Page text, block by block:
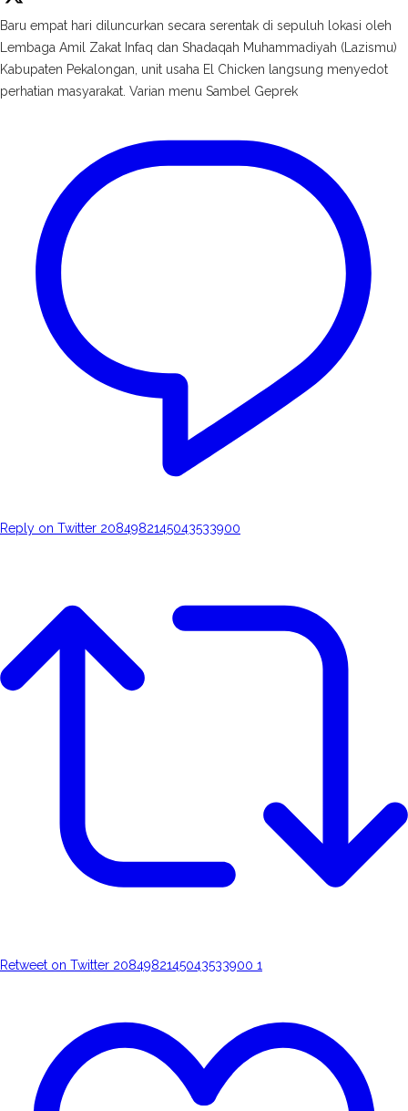
Baru empat hari diluncurkan secara serentak di sepuluh lokasi oleh
Lembaga Amil Zakat Infaq dan Shadaqah Muhammadiyah (Lazismu)
Kabupaten Pekalongan, unit usaha El Chicken langsung menyedot
perhatian masyarakat. Varian menu Sambel Geprek
Reply on Twitter 2084982145043533900
Retweet on Twitter 2084982145043533900 1